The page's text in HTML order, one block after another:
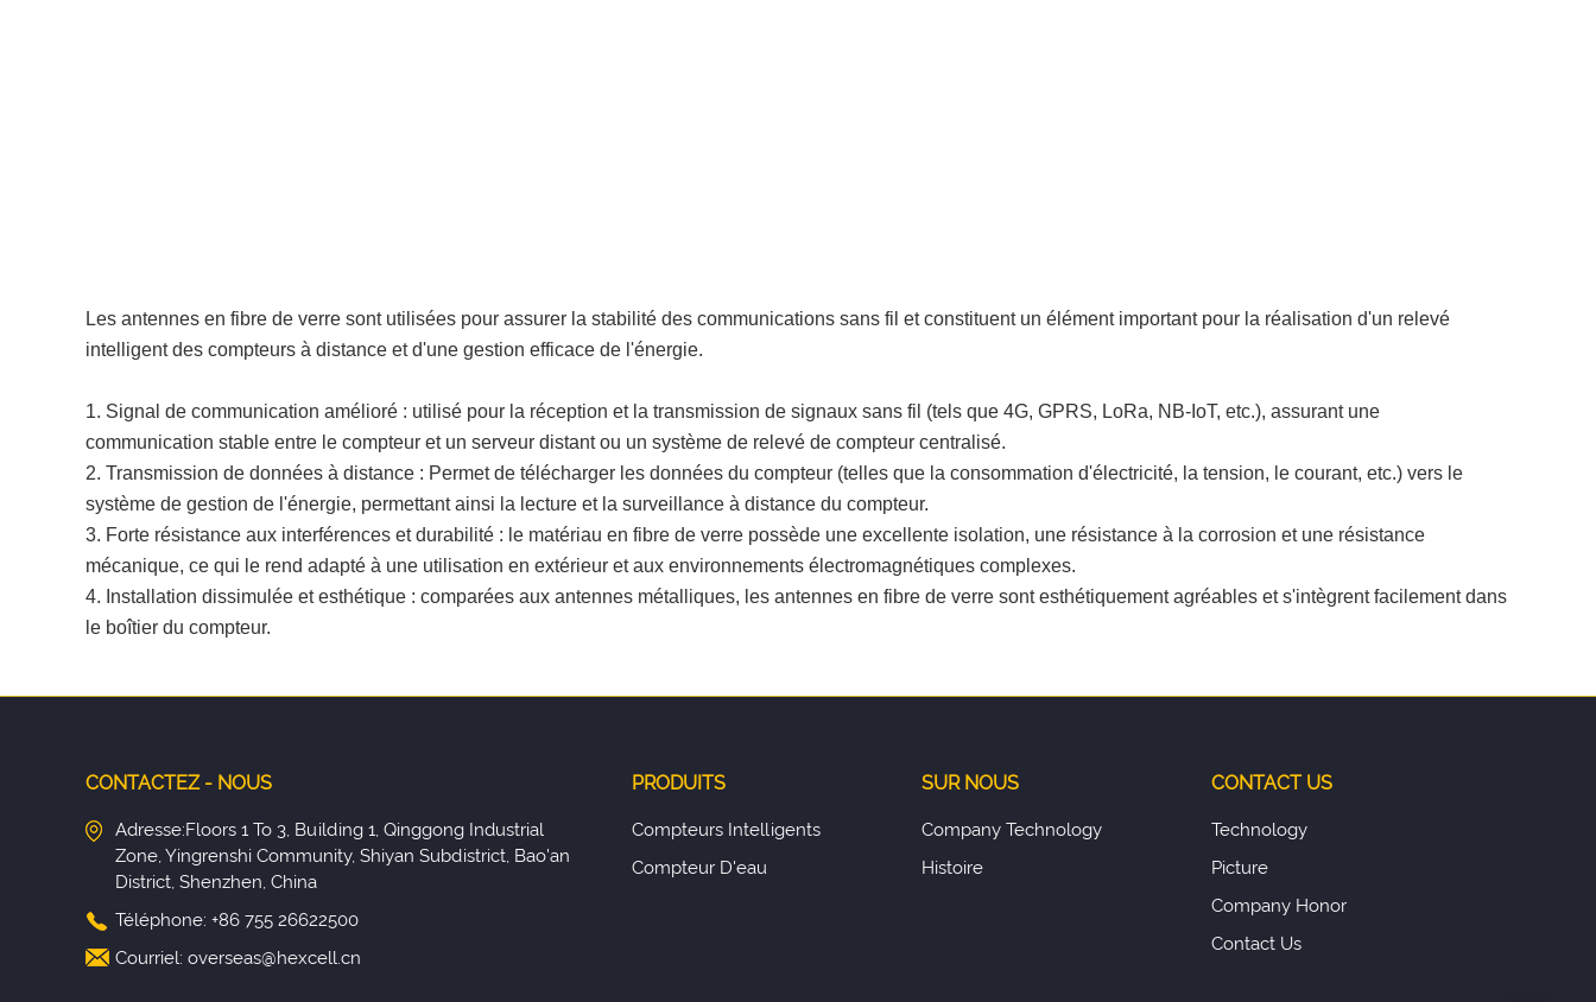
Les antennes en fibre de verre sont utilisées pour assurer la stabilité des communications sans fil et constituent un élément important pour la réalisation d'un relevé
intelligent des compteurs à distance et d'une gestion efficace de l'énergie.
1. Signal de communication amélioré : utilisé pour la réception et la transmission de signaux sans fil (tels que 4G, GPRS, LoRa, NB-IoT, etc.), assurant une
communication stable entre le compteur et un serveur distant ou un système de relevé de compteur centralisé.
2. Transmission de données à distance : Permet de télécharger les données du compteur (telles que la consommation d'électricité, la tension, le courant, etc.) vers le
système de gestion de l'énergie, permettant ainsi la lecture et la surveillance à distance du compteur.
3. Forte résistance aux interférences et durabilité : le matériau en fibre de verre possède une excellente isolation, une résistance à la corrosion et une résistance
mécanique, ce qui le rend adapté à une utilisation en extérieur et aux environnements électromagnétiques complexes.
4. Installation dissimulée et esthétique : comparées aux antennes métalliques, les antennes en fibre de verre sont esthétiquement agréables et s'intègrent facilement dans
le boîtier du compteur.
CONTACTEZ - NOUS
Adresse:Floors 1 To 3, Building 1, Qinggong Industrial
Zone, Yingrenshi Community, Shiyan Subdistrict, Bao'an
District, Shenzhen, China
Téléphone: +86 755 26622500
Courriel: overseas@hexcell.cn
PRODUITS
Compteurs Intelligents
Compteur D'eau
SUR NOUS
Company Technology
Histoire
CONTACT US
Technology
Picture
Company Honor
Contact Us